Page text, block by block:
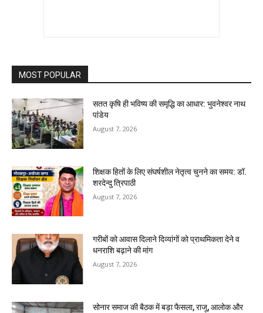
MOST POPULAR
सतत कृषि ही भविष्य की समृद्धि का आधार: भुवनेश्वर नाथ
पांडेय
August 7, 2026
शिक्षक हितों के लिए संघर्षशील नेतृत्व चुनने का समय: डॉ.
शरदेन्दु त्रिपाठी
August 7, 2026
गरीबों को आवास दिलाने दिव्यांगों को प्राथमिकता देने व
धनराशि बढ़ाने की मांग
August 7, 2026
सोनार समाज की बैठक में बड़ा फैसला, राजू, आलोक और